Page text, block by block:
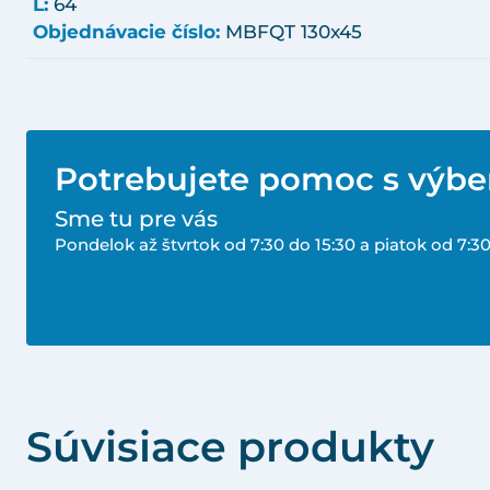
Objednávacie číslo: MBFQT 130x45
Potrebujete pomoc s
Sme tu pre vás
Pondelok až štvrtok od 7:30 do 15:30 a piatok od
Súvisiace produkty